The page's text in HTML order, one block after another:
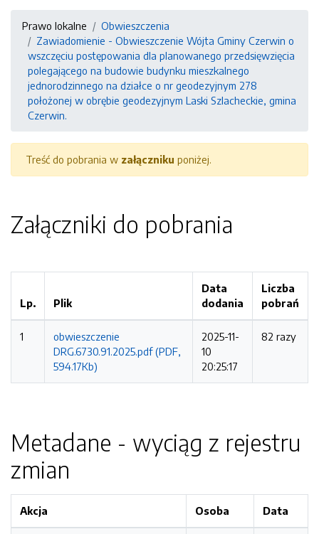
Prawo lokalne
Obwieszczenia
Zawiadomienie - Obwieszczenie Wójta Gminy Czerwin o
wszczęciu postępowania dla planowanego przedsięwzięcia
polegającego na budowie budynku mieszkalnego
jednorodzinnego na działce o nr geodezyjnym 278
położonej w obrębie geodezyjnym Laski Szlacheckie, gmina
Czerwin.
Treść do pobrania w załączniku poniżej.
Załączniki do pobrania
Lp. Plik
Data
dodania
Liczba
pobrań
1
obwieszczenie
DRG.6730.91.2025.pdf (PDF,
594.17Kb)
2025-11-
10
20:25:17
82 razy
Metadane - wyciąg z rejestru
zmian
Akcja Osoba Data